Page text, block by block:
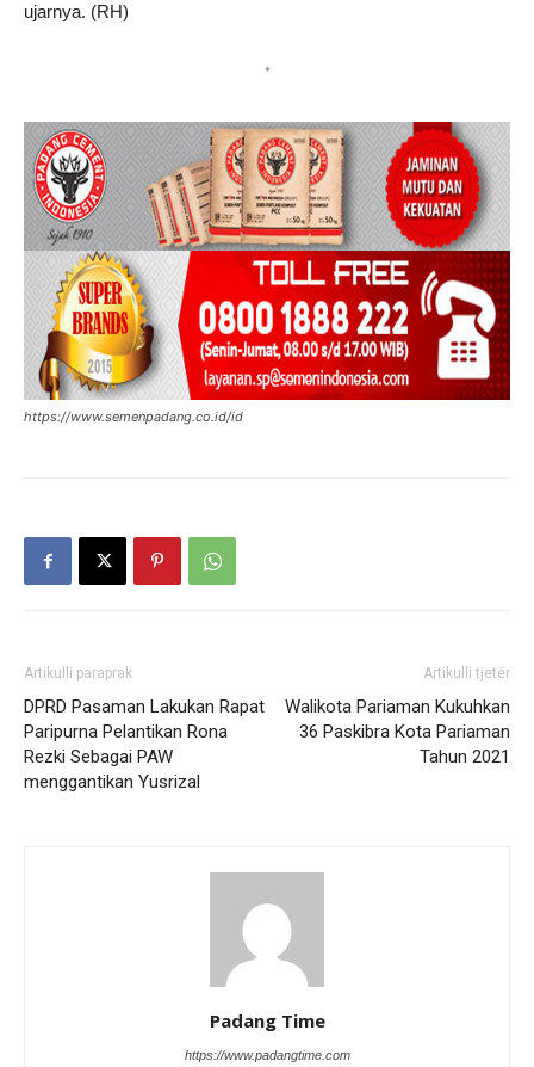
ujarnya. (RH)
*
https://www.semenpadang.co.id/id
Artikulli paraprak
DPRD Pasaman Lakukan Rapat
Paripurna Pelantikan Rona
Rezki Sebagai PAW
menggantikan Yusrizal
Artikulli tjetër
Walikota Pariaman Kukuhkan
36 Paskibra Kota Pariaman
Tahun 2021
Padang Time
https://www.padangtime.com